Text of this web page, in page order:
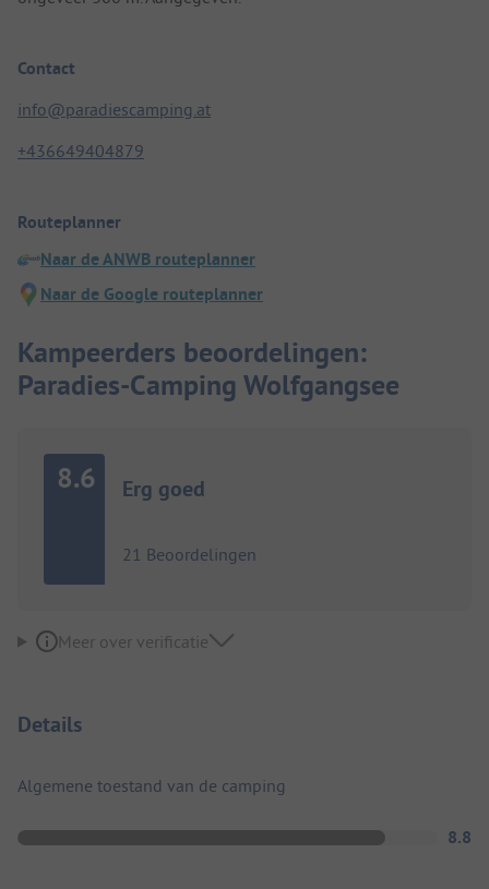
Contact
info@paradiescamping.at
+436649404879
Routeplanner
Naar de ANWB routeplanner
Naar de Google routeplanner
Kampeerders beoordelingen:
Paradies-Camping Wolfgangsee
8.6 Erg goed
21 Beoordelingen
Meer over verificatie
Details
Algemene toestand van de camping
8.8